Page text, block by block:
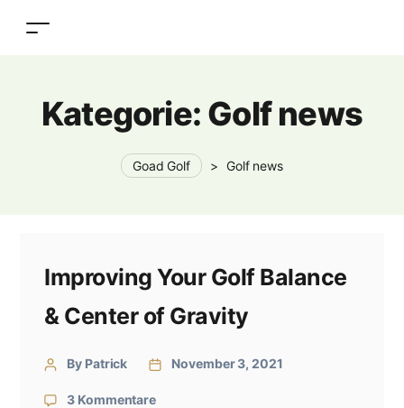
Kategorie: Golf news
Goad Golf > Golf news
Improving Your Golf Balance
& Center of Gravity
By Patrick November 3, 2021
3 Kommentare